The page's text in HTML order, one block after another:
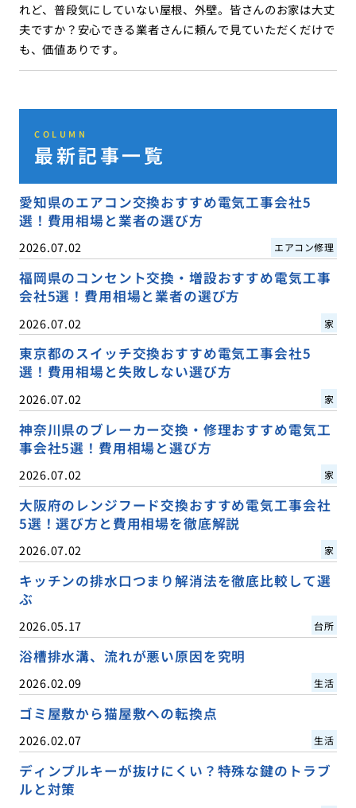
れど、普段気にしていない屋根、外壁。皆さんのお家は大丈
夫ですか？安心できる業者さんに頼んで見ていただくだけで
も、価値ありです。
COLUMN
最新記事一覧
愛知県のエアコン交換おすすめ電気工事会社5
選！費用相場と業者の選び方
2026.07.02 エアコン修理
福岡県のコンセント交換・増設おすすめ電気工事
会社5選！費用相場と業者の選び方
2026.07.02 家
東京都のスイッチ交換おすすめ電気工事会社5
選！費用相場と失敗しない選び方
2026.07.02 家
神奈川県のブレーカー交換・修理おすすめ電気工
事会社5選！費用相場と選び方
2026.07.02 家
大阪府のレンジフード交換おすすめ電気工事会社
5選！選び方と費用相場を徹底解説
2026.07.02 家
キッチンの排水口つまり解消法を徹底比較して選
ぶ
2026.05.17 台所
浴槽排水溝、流れが悪い原因を究明
2026.02.09 生活
ゴミ屋敷から猫屋敷への転換点
2026.02.07 生活
ディンプルキーが抜けにくい？特殊な鍵のトラブ
ルと対策